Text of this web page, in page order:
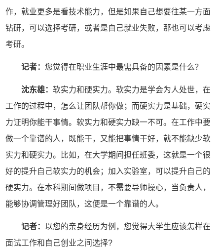
作，就业更多是看技术能力，但是如果自己想要往某一方面
钻研，可以选择考研，或者是自己就业失败，那也可以考虑
考研。
记者： 您觉得在职业生涯中最需具备的因素是什么？
沈东雄： 软实力和硬实力。软实力是学会为人处世，在
工作的过程中，怎么让团队帮你做；而硬实力是基础，硬实
力证明你能干事情。软实力和硬实力缺一不可。在工作中要
做一个靠谱的人，既能干，又能把事情干好，就不能缺少软
实力和硬实力。比如，在大学期间担任班委，这就是一个很
好的提升自己软实力的机会；加入实验室，可以提升自己的
硬实力。在本科期间做项目，不需要导师操心，当负责人，
能够协调管理好团队，这便是一个靠谱的人。
记者： 以您的亲身经历为例，您觉得大学生应该怎样在
面试工作和自己创业之间选择?